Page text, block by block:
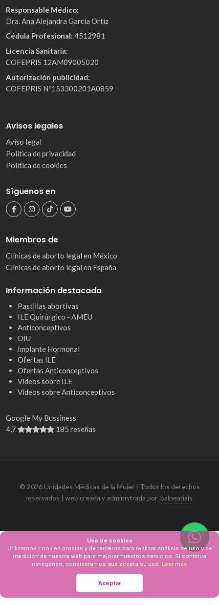
Responsable Médico:
Dra. Ana Alejandra García Ortiz
Cédula Profesional: 4512981
Licencia Sanitaria:
COFEPRIS 12AM09005020
Autorización publicidad:
COFEPRIS Nº153300201A0859
Avisos legales
Aviso legal
Política de privacidad
Política de cookies
Síguenos en
Miembros de
Clínicas de aborto legal en México
Clínicas de aborto legal en España
Información destacada
Pastillas abortivas
ILE Quirúrgico - AMEU
Anticonceptivos
DIU
Implante Hormonal
Ofertas ILE
Ofertas Anticonceptivos
Videos sobre ILE
Videos sobre Anticonceptivos
Google My Bussiness
4,7
185 reseñas
© 2026 Unidades Médicas de la Mujer | Todos los derechos
reservados | web creada y administrada por balneariais
Uso de cookies
Utilizamos cookies propias y de terceros para realizar análisis de uso y de
medición de nuestra web para mejorar nuestros servicios. Si continua
navegando, consideramos que acepta su uso. Leer más
Aceptar